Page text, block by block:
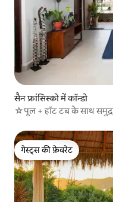
सैन फ्रांसिस्को में कॉन्डो
☆पूल + हॉट टब के साथ
गेस्ट्स की फ़ेवरेट
गेस्ट्स की फ़ेवरेट